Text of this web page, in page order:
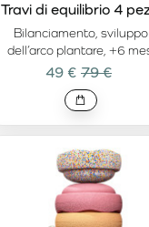
Bilanciamento, sviluppo
dell’arco plantare, +6
Travi di equilibrio 4
49 € 79 €